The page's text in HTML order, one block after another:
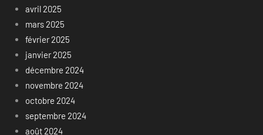
avril 2025
mars 2025
février 2025
janvier 2025
décembre 2024
novembre 2024
octobre 2024
septembre 2024
août 2024